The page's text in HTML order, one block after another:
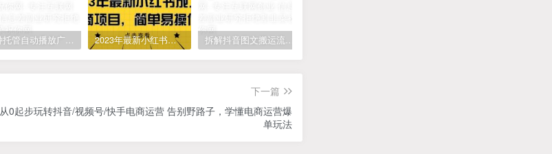
闹钟托管自动播放广告，单机5-10，无需人工操作 2023年最新小红书成人电商项目，简单易操作【详细教程】 拆解抖音图文搬运流量掘金，可日入小几百
下一篇
从0起步玩转抖音/视频号/快手电商运营 告别野路子，学懂电商运营爆
单玩法